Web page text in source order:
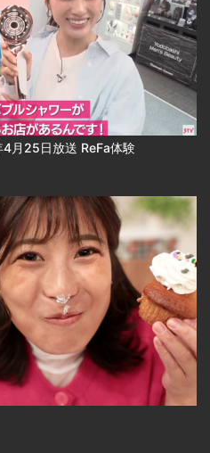
4月25日放送 ReFa体験